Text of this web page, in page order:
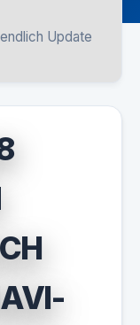
Update